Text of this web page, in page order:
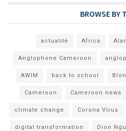
BROWSE BY
actualité Africa
Anglophone Cameroon
AWIM back to school
Cameroon Cameroon news
climate change Corona Virus
digital transformation Dion